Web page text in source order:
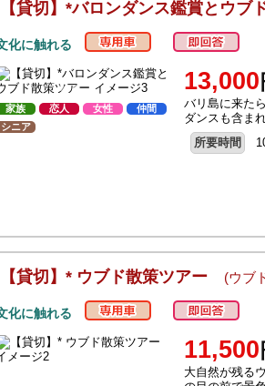
【貸切】*バロンダンス鑑賞とウブ
化に触れる
家族 恋人 女性
仲間
シニア
13,000
バリ島に来た
ダンスも含ま
所要時間
【貸切】* ウブド散策ツアー (ウブ
化に触れる
11,500
大自然が残る